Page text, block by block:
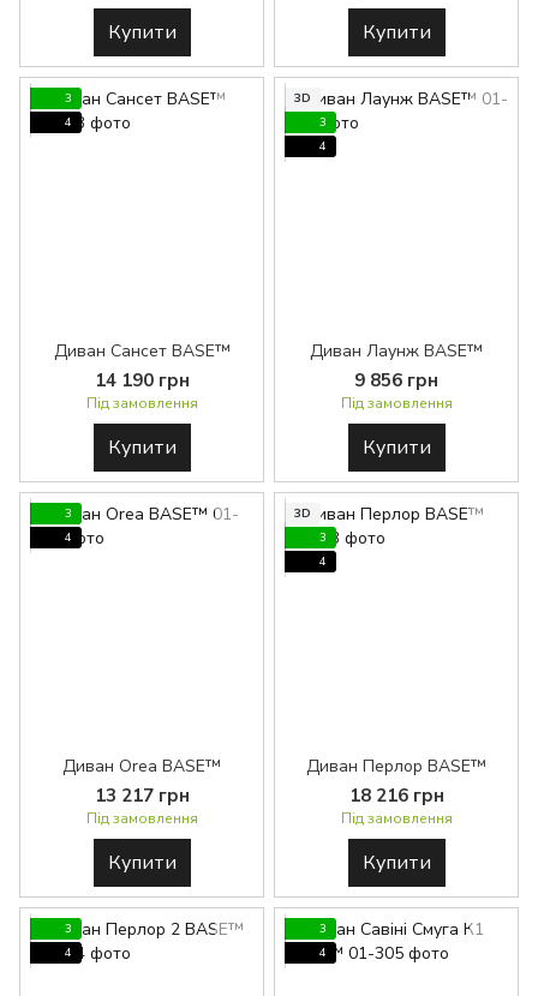
Купити Купити
3
4
Диван Сансет BASE™
14 190 грн
Під замовлення
Купити
3D
3
4
Диван Лаунж BASE™
9 856 грн
Під замовлення
Купити
3
4
Диван Orea BASE™
13 217 грн
Під замовлення
Купити
3D
3
4
Диван Перлор BASE™
18 216 грн
Під замовлення
Купити
3
4
3
4